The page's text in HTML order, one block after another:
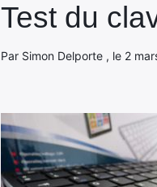
Test du
Par Simon Delporte , le 2